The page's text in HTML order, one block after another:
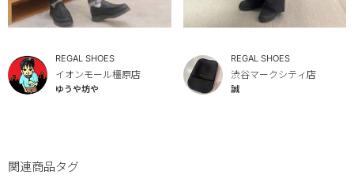
REGAL SHOES
イオンモール橿原店
ゆうや坊や
REGAL SHOES
渋谷マークシティ店
誠
関連商品タグ